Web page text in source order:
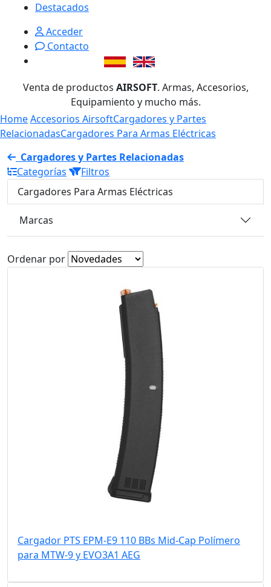
Destacados
Acceder
Contacto
Venta de productos AIRSOFT. Armas, Accesorios,
Equipamiento y mucho más.
HomeAccesorios AirsoftCargadores y Partes
RelacionadasCargadores Para Armas Eléctricas
Cargadores y Partes Relacionadas
Categorías
Filtros
Cargadores Para Armas Eléctricas
Marcas
Ordenar por
Cargador PTS EPM-E9 110 BBs Mid-Cap Polímero
para MTW-9 y EVO3A1 AEG